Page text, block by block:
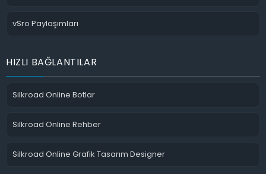
vSro Paylaşımları
HIZLI BAĞLANTILAR
Silkroad Online Botlar
Silkroad Online Rehber
Silkroad Online Grafik Tasarım Designer